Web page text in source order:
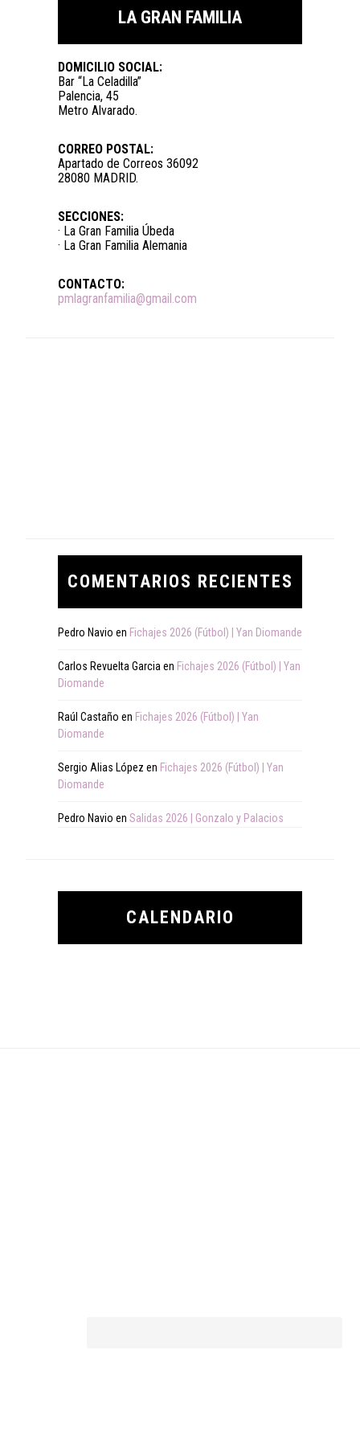
LA GRAN FAMILIA
DOMICILIO SOCIAL:
Bar “La Celadilla”
Palencia, 45
Metro Alvarado.
CORREO POSTAL:
Apartado de Correos 36092
28080 MADRID.
SECCIONES:
· La Gran Familia Úbeda
· La Gran Familia Alemania
CONTACTO:
pmlagranfamilia@gmail.com
COMENTARIOS RECIENTES
Pedro Navio en Fichajes 2026 (Fútbol) | Yan Diomande
Carlos Revuelta Garcia en Fichajes 2026 (Fútbol) | Yan
Diomande
Raúl Castaño en Fichajes 2026 (Fútbol) | Yan
Diomande
Sergio Alias López en Fichajes 2026 (Fútbol) | Yan
Diomande
Pedro Navio en Salidas 2026 | Gonzalo y Palacios
CALENDARIO